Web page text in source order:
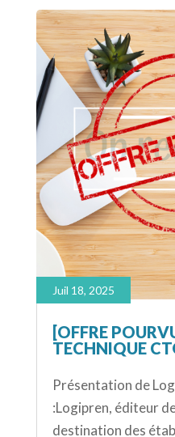
[OFFRE
TECHNIQUE
Juil 18, 2025
Présentation de
:Logipren, éditeur
destination des